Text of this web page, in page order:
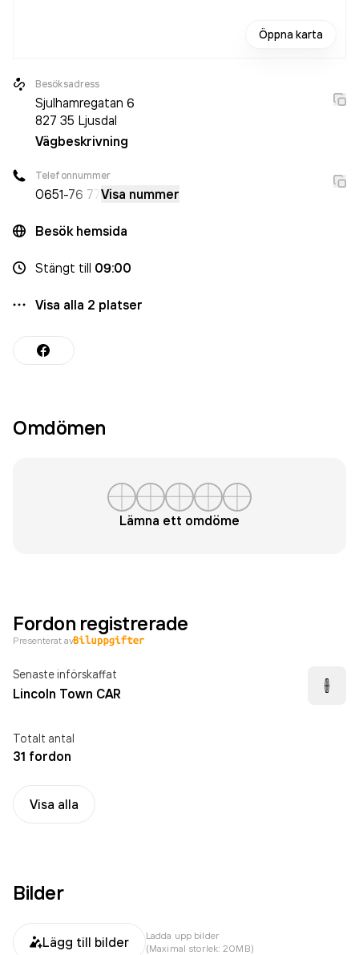
Öppna karta
Besöksadress
Sjulhamregatan 6
827 35 Ljusdal
Vägbeskrivning
Telefonnummer
0651-76 77 Visa nummer
Besök hemsida
Stängt till 09:00
Visa alla 2 platser
Omdömen
Lämna ett omdöme
Fordon registrerade
Presenterat av
Senaste införskaffat
Lincoln Town CAR
Totalt antal
31 fordon
Visa alla
Bilder
Lägg till bilder
Ladda upp bilder
(Maximal storlek: 20MB)